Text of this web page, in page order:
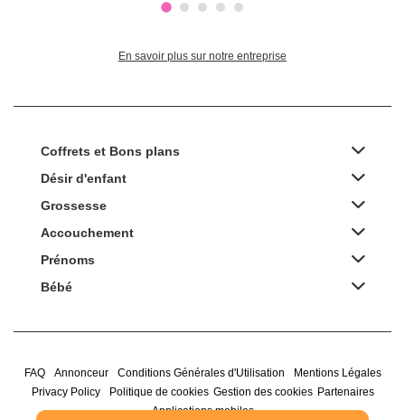
En savoir plus sur notre entreprise
Coffrets et Bons plans
Désir d'enfant
Grossesse
Accouchement
Prénoms
Bébé
FAQ Annonceur Conditions Générales d'Utilisation
Mentions Légales
Privacy Policy
Politique de cookies Gestion des cookies Partenaires
Applications mobiles